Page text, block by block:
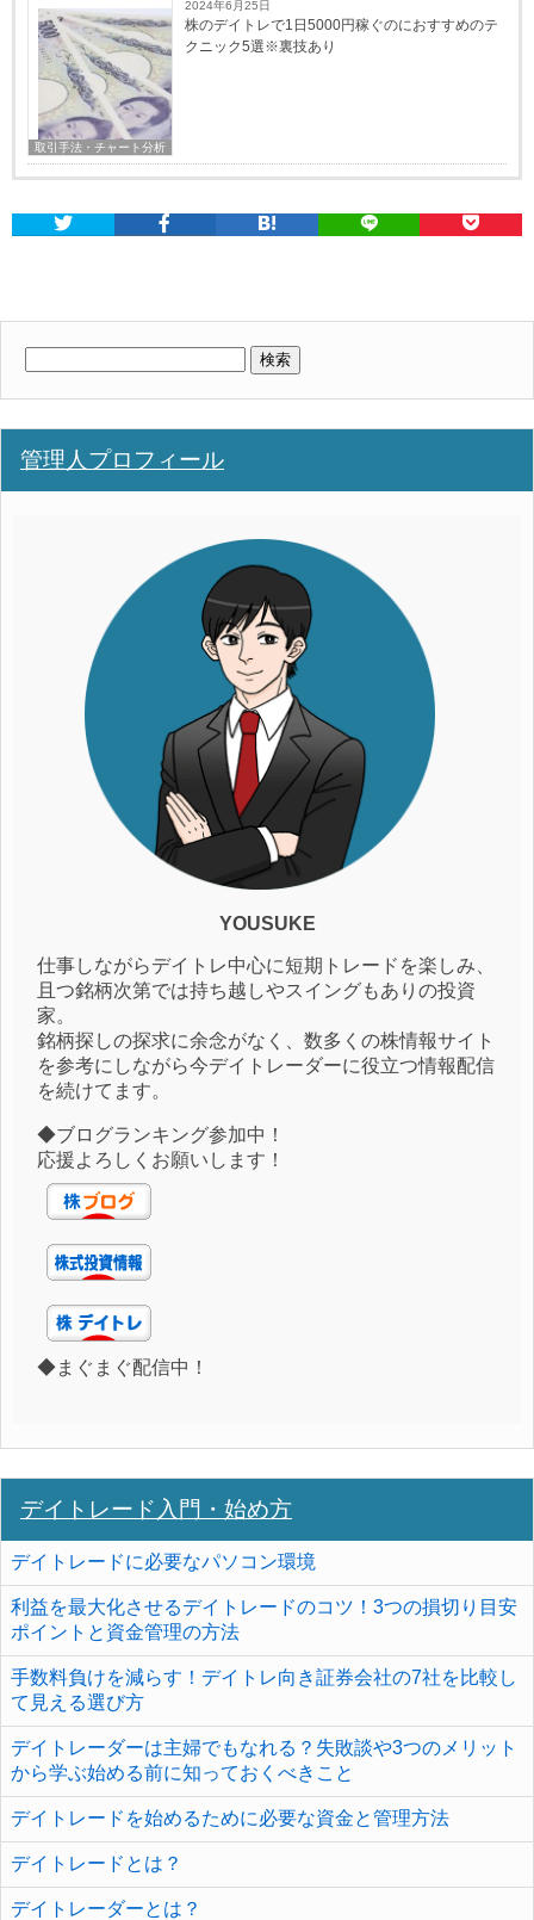
取引手法・チャート分析
2024年6月25日
株のデイトレで1日5000円稼ぐのにおすすめのテ
クニック5選※裏技あり
管理人プロフィール
YOUSUKE
仕事しながらデイトレ中心に短期トレードを楽しみ、
且つ銘柄次第では持ち越しやスイングもありの投資
家。
銘柄探しの探求に余念がなく、数多くの株情報サイト
を参考にしながら今デイトレーダーに役立つ情報配信
を続けてます。
◆ブログランキング参加中！
応援よろしくお願いします！
◆まぐまぐ配信中！
デイトレード入門・始め方
デイトレードに必要なパソコン環境
利益を最大化させるデイトレードのコツ！3つの損切り目安
ポイントと資金管理の方法
手数料負けを減らす！デイトレ向き証券会社の7社を比較し
て見える選び方
デイトレーダーは主婦でもなれる？失敗談や3つのメリット
から学ぶ始める前に知っておくべきこと
デイトレードを始めるために必要な資金と管理方法
デイトレードとは？
デイトレーダーとは？